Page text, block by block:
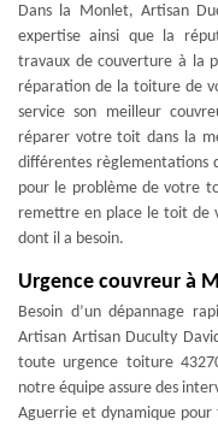
Dans la Monlet, Artisan
expertise ainsi que la
travaux de couverture à la
réparation de la toiture de
service son meilleur
réparer votre toit dans la
différentes règlementations
pour le problème de votre
remettre en place le toit de
dont il a besoin.
Urgence couvreur à
Besoin d’un dépannage
Artisan Artisan Duculty
toute urgence toiture
notre équipe assure des
Aguerrie et dynamique pour